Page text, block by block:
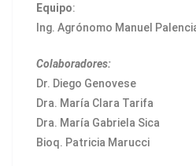
Equipo:
Ing. Agrónomo Manuel
Colaboradores:
Dr. Diego Genovese
Dra. María Clara Tarifa
Dra. María Gabriela Sica
Bioq. Patricia Marucci